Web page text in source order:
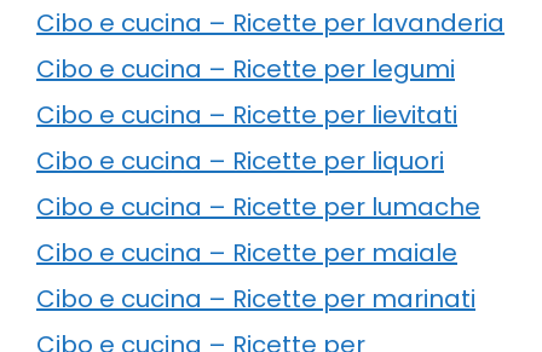
Cibo e cucina – Ricette per lavanderia
Cibo e cucina – Ricette per legumi
Cibo e cucina – Ricette per lievitati
Cibo e cucina – Ricette per liquori
Cibo e cucina – Ricette per lumache
Cibo e cucina – Ricette per maiale
Cibo e cucina – Ricette per marinati
Cibo e cucina – Ricette per